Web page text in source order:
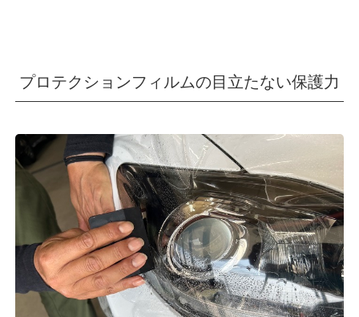
プロテクションフィルムの目立たない保護力